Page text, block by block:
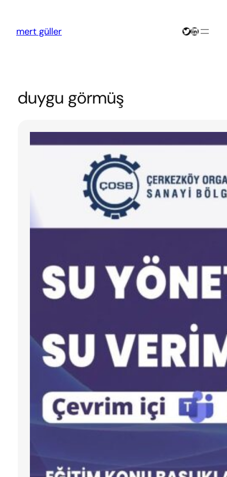
mert güller Twitter
LinkedIn
duygu görmüş